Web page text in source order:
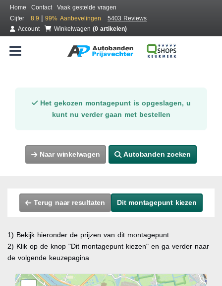
Home Contact
Vaak gestelde vragen
Cijfer
8.9 | 99% Aanbevelingen
5403 Reviews
Account
Winkelwagen (0 artikelen)
Het gekozen montagepunt is opgeslagen, u
kunt nu verder gaan met bestellen
Naar winkelwagen Autobanden zoeken
Terug naar resultaten Dit montagepunt kiezen
1) Bekijk hieronder de prijzen van dit montagepunt
2) Klik op de knop "Dit montagepunt kiezen" en ga verder naar
de volgende keuzepagina